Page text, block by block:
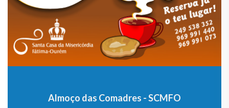
Almoço das Comadres - SCMFO